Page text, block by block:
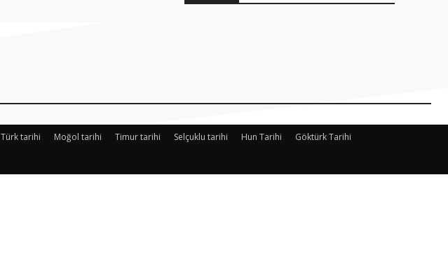
Türk tarihi Moğol tarihi Timur tarihi Selçuklu tarihi Hun Tarihi Göktürk Tarihi